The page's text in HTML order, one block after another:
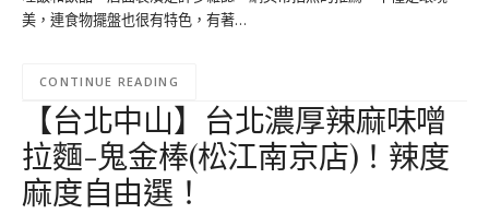
美，連食物擺盤也很有特色，有著…
CONTINUE READING
【台北中山】台北濃厚辣麻味噌
拉麵-鬼金棒(松江南京店)！辣度
麻度自由選！